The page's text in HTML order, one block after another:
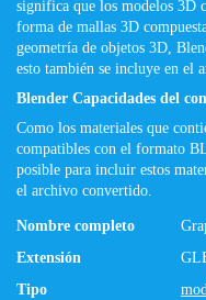
significa que los modelos 3D
forma de mallas 3D
geometría de objetos 3D,
esto también se incluye en el
Blender Capacidades del
Como los materiales que
compatibles con el formato
posible para incluir estos
el archivo convertido.
Nombre completo
Extensión
Tipo